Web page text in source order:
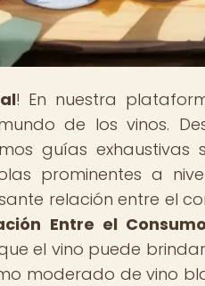
! En nuestra
de los vinos.
guías
prominentes a
relación entre el
Entre el
el vino puede
moderado de vino